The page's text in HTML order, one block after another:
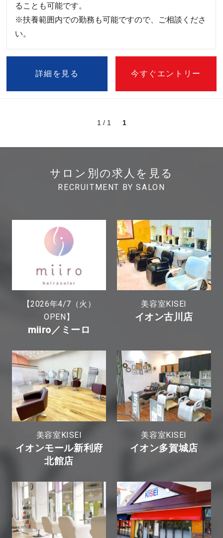
ることも可能です。
※扶養範囲内での勤務も可能ですので、ご相談くださ
い。
詳細を見る 今すぐエントリー
1 / 1 1
サロン別の求人を見る
RECRUITMENT BY SALON
【2026年4/7（火）
OPEN】
miiro／ミーロ
美容室KISEI
イオン古川店
美容室KISEI
イオンモール新利府
北館店
美容室KISEI
イオン多賀城店